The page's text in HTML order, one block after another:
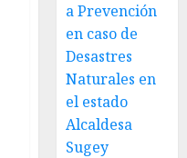
a Prevención
en caso de
Desastres
Naturales en
el estado
Alcaldesa
Sugey